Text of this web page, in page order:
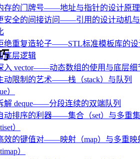
存的门牌号——地址与指针的设计原理
安全的间接访问——引用的设计动机
绝重复造轮子——STL标准模板库的设
底层逻辑
入 vector——动态数组的使用与底层细
动限制的艺术——栈（stack）与队列
）
解 deque——分段连续的双端队列
动排序的利器——集合（set）与多重
）
效的键值对——映射（map）与多重映
）